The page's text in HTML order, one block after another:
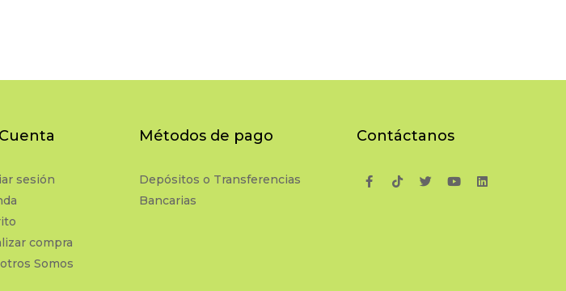
sesión
compra
Somos
Métodos de pago
Depósitos o Transferencias
Bancarias
Contáctanos